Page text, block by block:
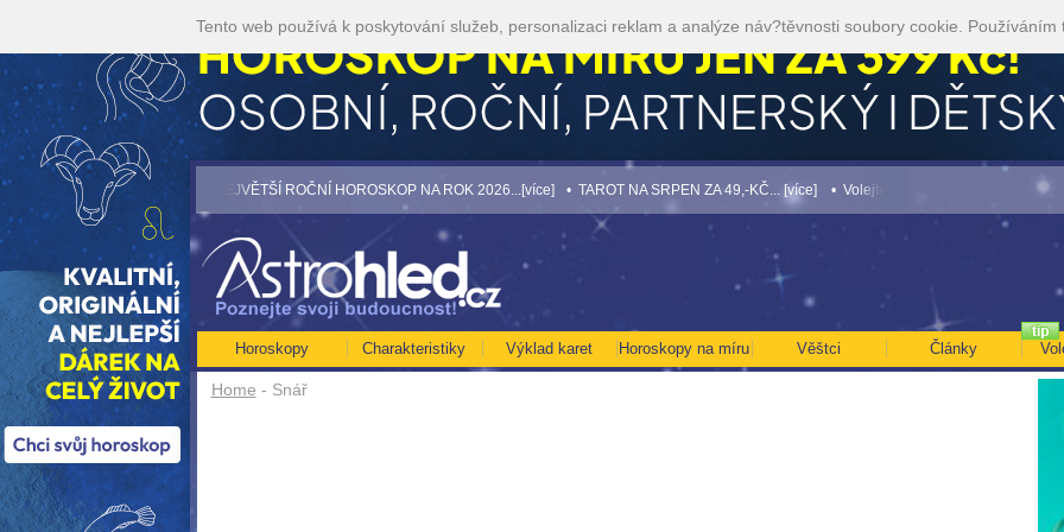
Home - Snář
Horoskopy Charakteristiky Výklad karet Horoskopy na míru Věštci Články
35kč/min! [více] • NEJVĚTŠÍ ROČNÍ HOROSKOP NA ROK 2026...[více] • TAROT NA SRPEN ZA 49,-KČ... [více] • Volejte kartářkám levněji a využijte akci
Tento web používá k poskytování služeb, personalizaci reklam a analýze náv?těvnosti soubory cookie. Používáním